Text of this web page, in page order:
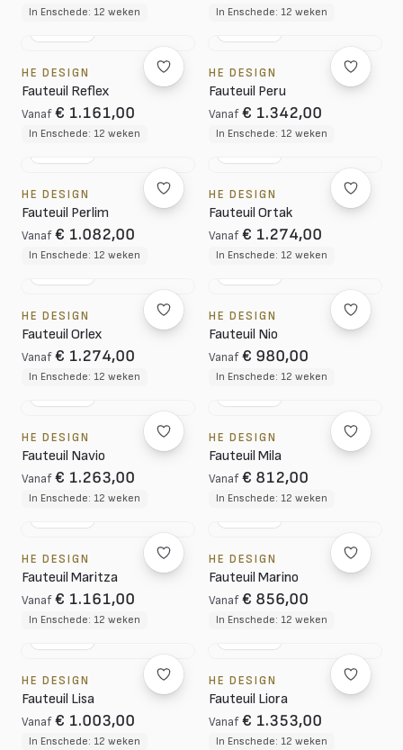
In Enschede: 12 weken In Enschede: 12 weken
HE DESIGN
Fauteuil Reflex
Vanaf € 1.161,00
In Enschede: 12 weken
HE DESIGN
Fauteuil Peru
Vanaf € 1.342,00
In Enschede: 12 weken
HE DESIGN
Fauteuil Perlim
Vanaf € 1.082,00
In Enschede: 12 weken
HE DESIGN
Fauteuil Ortak
Vanaf € 1.274,00
In Enschede: 12 weken
HE DESIGN
Fauteuil Orlex
Vanaf € 1.274,00
In Enschede: 12 weken
HE DESIGN
Fauteuil Nio
Vanaf € 980,00
In Enschede: 12 weken
HE DESIGN
Fauteuil Navio
Vanaf € 1.263,00
In Enschede: 12 weken
HE DESIGN
Fauteuil Mila
Vanaf € 812,00
In Enschede: 12 weken
HE DESIGN
Fauteuil Maritza
Vanaf € 1.161,00
In Enschede: 12 weken
HE DESIGN
Fauteuil Marino
Vanaf € 856,00
In Enschede: 12 weken
HE DESIGN
Fauteuil Lisa
Vanaf € 1.003,00
In Enschede: 12 weken
HE DESIGN
Fauteuil Liora
Vanaf € 1.353,00
In Enschede: 12 weken